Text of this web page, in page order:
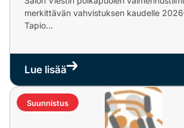
merkittävän vahvistuksen kaudelle
Tapio...
Lue lisää
Suunnistus